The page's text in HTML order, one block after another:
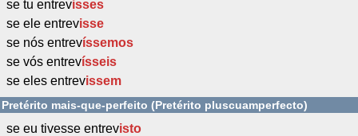
se tu entrevisses
se ele entrevisse
se nós entrevíssemos
se vós entrevísseis
se eles entrevissem
Pretérito mais-que-perfeito (Pretérito pluscuamperfecto)
se eu tivesse entrevisto